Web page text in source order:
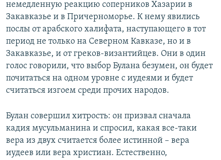
немедленную реакцию соперников Хазарии в
Закавказье и в Причерноморье. К нему явились
послы от арабского халифата, наступающего в тот
период не только на Северном Кавказе, но и в
Закавказье, и от греков-византийцев. Они в один
голос говорили, что выбор Булана безумен, он будет
почитаться на одном уровне с иудеями и будет
считаться изгоем среди прочих народов.
Булан совершил хитрость: он призвал сначала
кадия мусульманина и спросил, какая все-таки
вера из двух считается более истинной – вера
иудеев или вера христиан. Естественно,